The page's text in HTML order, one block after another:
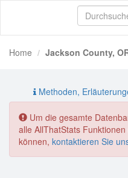
Home Jackson County,
Methoden,
Um die gesamte
alle AllThatStats
können, kontaktieren Sie